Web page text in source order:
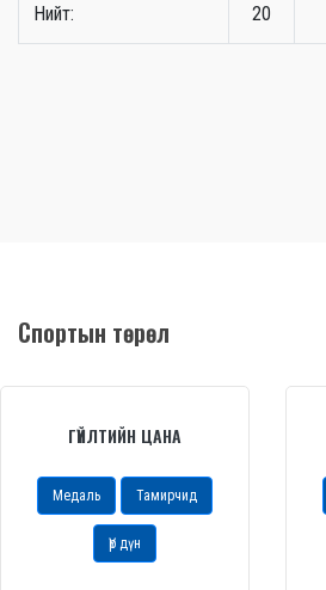
Нийт: 20
Спортын төрөл
ГҮЙЛТИЙН ЦАНА
Медаль Тамирчид
Үр дүн